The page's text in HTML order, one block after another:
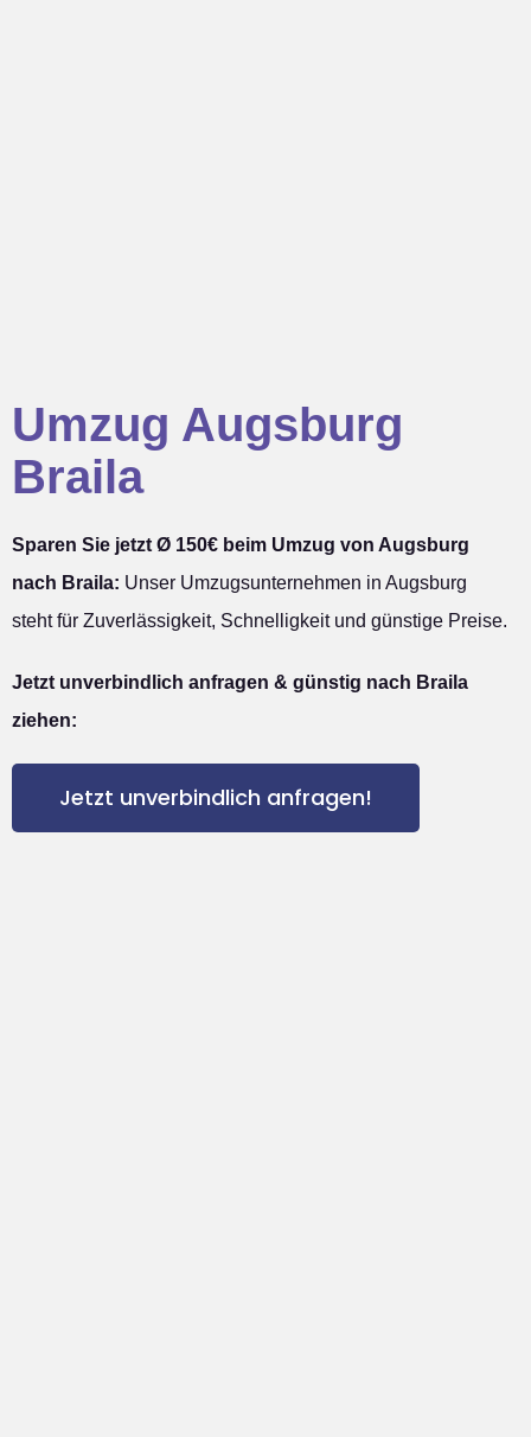
Umzug Augsburg
Braila
Sparen Sie jetzt Ø 150€ beim Umzug von Augsburg
nach Braila: Unser Umzugsunternehmen in Augsburg
steht für Zuverlässigkeit, Schnelligkeit und günstige Preise.
Jetzt unverbindlich anfragen & günstig nach Braila
ziehen:
Jetzt unverbindlich anfragen!